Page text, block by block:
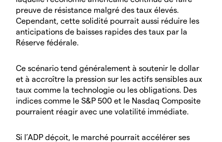
preuve de résistance malgré des taux élevés.
Cependant, cette solidité pourrait aussi réduire les
anticipations de baisses rapides des taux par la
Réserve fédérale.
Ce scénario tend généralement à soutenir le dollar
et à accroître la pression sur les actifs sensibles aux
taux comme la technologie ou les obligations. Des
indices comme le S&P 500 et le Nasdaq Composite
pourraient réagir avec une volatilité immédiate.
Si l’ADP déçoit, le marché pourrait accélérer ses